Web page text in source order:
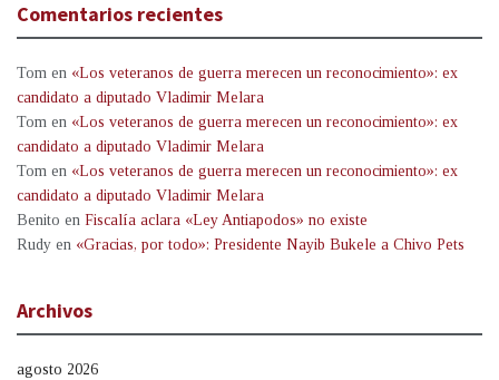
Comentarios recientes
Tom en «Los veteranos de guerra merecen un reconocimiento»: ex
candidato a diputado Vladimir Melara
Tom en «Los veteranos de guerra merecen un reconocimiento»: ex
candidato a diputado Vladimir Melara
Tom en «Los veteranos de guerra merecen un reconocimiento»: ex
candidato a diputado Vladimir Melara
Benito en Fiscalía aclara «Ley Antiapodos» no existe
Rudy en «Gracias, por todo»: Presidente Nayib Bukele a Chivo Pets
Archivos
agosto 2026